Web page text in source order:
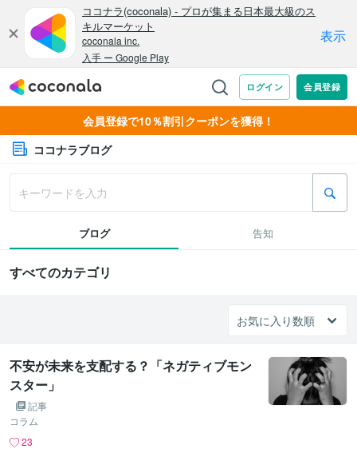
会員登録で10％割引クーポンを獲得！
ココナラブログ
ブログ 告知
すべてのカテゴリ
不安が未来を支配する？「ネガティブモン
スター」
記事
コラム
23